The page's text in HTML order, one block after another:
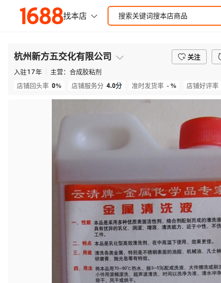
杭州新方五交化有限公司
关注
入驻17年 主营： 合成胶粘剂
店铺回头率 0% 店铺服务分 4.0分 准时发货率 - % 店铺好评率